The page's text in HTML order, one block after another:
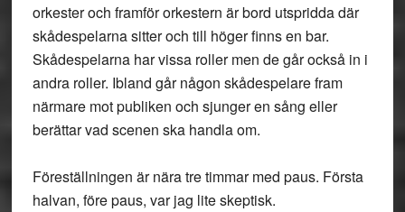
orkester och framför orkestern är bord utspridda där
skådespelarna sitter och till höger finns en bar.
Skådespelarna har vissa roller men de går också in i
andra roller. Ibland går någon skådespelare fram
närmare mot publiken och sjunger en sång eller
berättar vad scenen ska handla om.
Föreställningen är nära tre timmar med paus. Första
halvan, före paus, var jag lite skeptisk.